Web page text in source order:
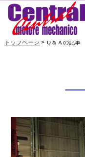
トップページ > Ｑ＆Ａの記事